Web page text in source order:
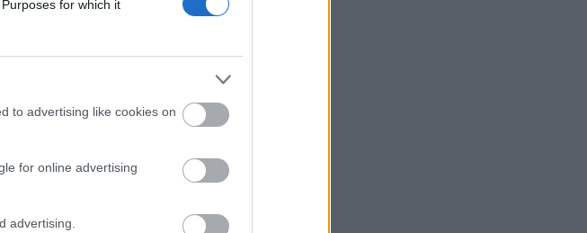
for which it
to advertising like cookies on
for online advertising
advertising.